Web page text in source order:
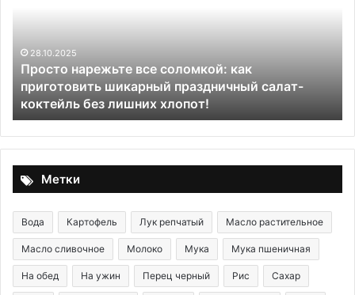
шикарный
праздничный
салат-
коктейль
без
лишних
хлопот!
28.10.2025
Просто нарежьте все соломкой: как
приготовить шикарный праздничный салат-
коктейль без лишних хлопот!
Метки
Вода Картофель Лук репчатый Масло растительное
Масло сливочное Молоко Мука Мука пшеничная
На обед На ужин Перец черный Рис Сахар